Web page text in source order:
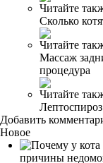
Читайте
Сколько
Читайте
Массаж
процедура
Читайте
Добавить
Новое